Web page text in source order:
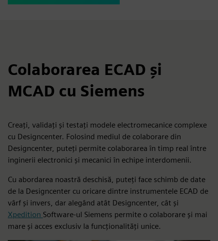
Colaborarea ECAD și
MCAD cu Siemens
Creați, validați și testați modele electromecanice complexe
cu Designcenter. Folosind mediul de colaborare din
Designcenter, puteți permite colaborarea în timp real între
inginerii electronici și mecanici în echipe interdomenii.
Cu abordarea noastră deschisă, puteți face schimb de date
de la Designcenter cu oricare dintre instrumentele ECAD de
vârf și invers, dar alegând atât Designcenter, cât și
Xpedition Software-ul Siemens permite o colaborare și mai
mare și acces exclusiv la funcționalități unice.